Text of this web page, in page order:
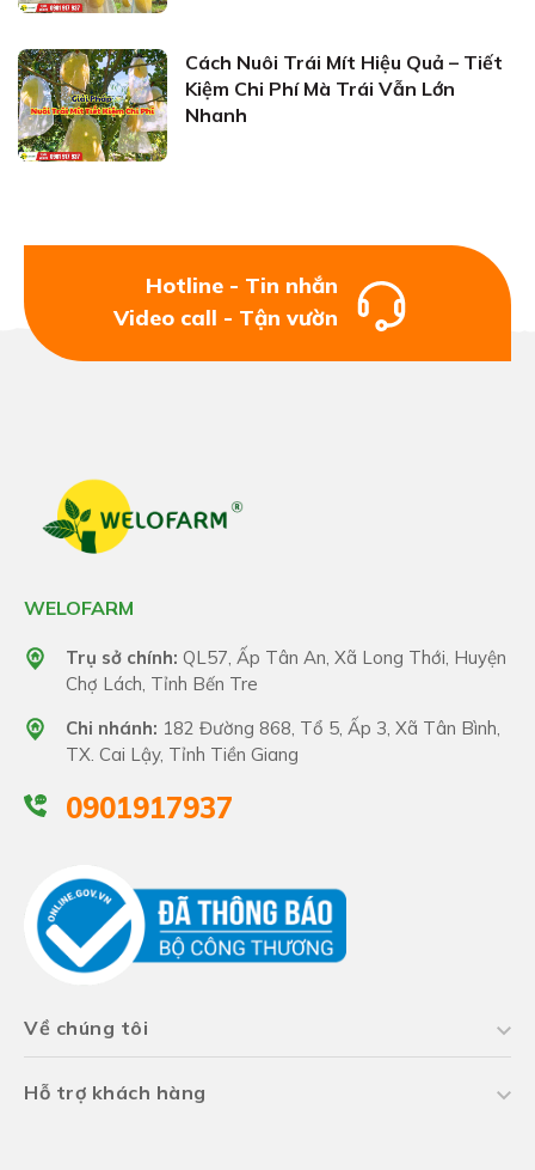
Cách Nuôi Trái Mít Hiệu Quả – Tiết
Kiệm Chi Phí Mà Trái Vẫn Lớn
Nhanh
Hotline - Tin nhắn
Video call - Tận vườn
WELOFARM
Trụ sở chính: QL57, Ấp Tân An, Xã Long Thới, Huyện
Chợ Lách, Tỉnh Bến Tre
Chi nhánh: 182 Đường 868, Tổ 5, Ấp 3, Xã Tân Bình,
TX. Cai Lậy, Tỉnh Tiền Giang
0901917937
Về chúng tôi
Hỗ trợ khách hàng